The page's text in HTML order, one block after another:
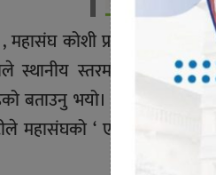
महासंघ कोशी प्रदेशका अध्यक्ष
स्थानीय स्तरमा समेत
बताउनु भयो। थापाले महासंघ
महासंघको ‘ एक कमिटी , एक